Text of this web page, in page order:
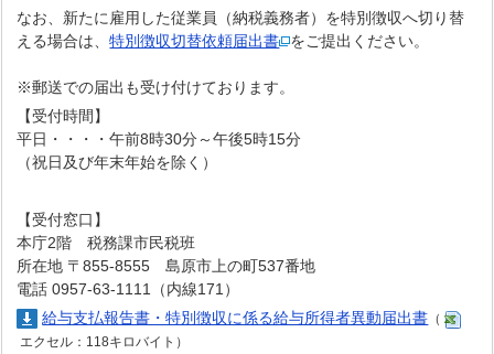
なお、新たに雇用した従業員（納税義務者）を特別徴収へ切り替
える場合は、特別徴収切替依頼届出書 をご提出ください。
※郵送での届出も受け付けております。
【受付時間】
平日・・・・午前8時30分～午後5時15分
（祝日及び年末年始を除く）
【受付窓口】
本庁2階 税務課市民税班
所在地 〒855-8555 島原市上の町537番地
電話 0957-63-1111（内線171）
給与支払報告書・特別徴収に係る給与所得者異動届出書 （
エクセル：118キロバイト）